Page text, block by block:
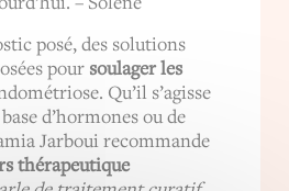
posé, des solutions
pour soulager les
Qu’il s’agisse
d’hormones ou de
Jarboui recommande
thérapeutique